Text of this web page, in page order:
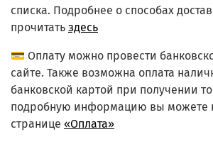
списка. Подробнее о способах
прочитать здесь
💳 Оплату можно провести
сайте. Также возможна оплата
банковской картой при получении
подробную информацию вы можете
странице «Оплата»